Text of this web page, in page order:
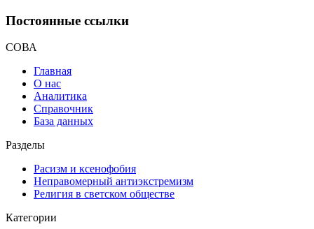
Постоянные ссылки
СОВА
Главная
О нас
Аналитика
Справочник
База данных
Разделы
Расизм и ксенофобия
Неправомерный антиэкстремизм
Религия в светском обществе
Категории